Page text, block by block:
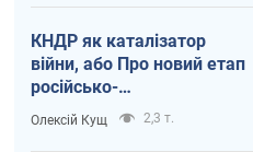
КНДР як каталізатор
війни, або Про новий етап
російсько-
північнокорейського
Олексій Кущ 2,3 т.